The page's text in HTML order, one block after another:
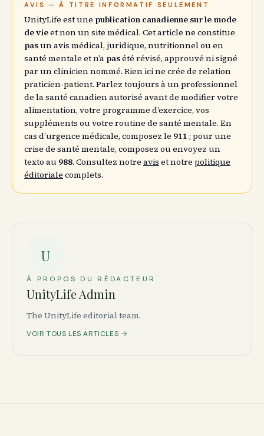
AVIS — À TITRE INFORMATIF SEULEMENT
UnityLife est une publication canadienne sur le mode
de vieet non un site médical. Cet article ne constitue
pasun avis médical, juridique, nutritionnel ou en
santé mentale et n’a pasété révisé, approuvé ni signé
par un clinicien nommé. Rien ici ne crée de relation
praticien-patient. Parlez toujours à un professionnel
de la santé canadien autorisé avant de modifier votre
alimentation, votre programme d’exercice, vos
suppléments ou votre routine de santé mentale. En
cas d’urgence médicale, composez le 911 ; pour une
crise de santé mentale, composez ou envoyez un
texto au 988. Consultez notre avis et notre politique
éditoriale complets.
U
À PROPOS DU RÉDACTEUR
UnityLife Admin
The UnityLife editorial team.
VOIR TOUS LES ARTICLES →